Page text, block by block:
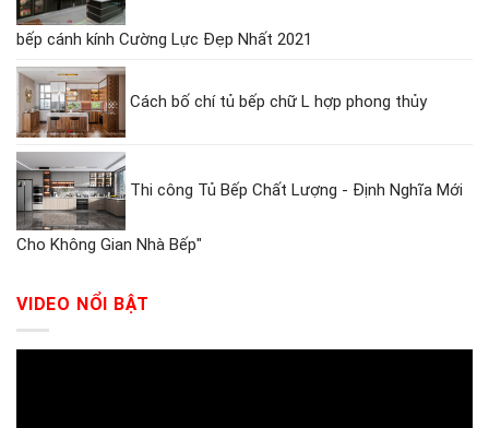
bếp cánh kính Cường Lực Đẹp Nhất 2021
Cách bố chí tủ bếp chữ L hợp phong thủy
Thi công Tủ Bếp Chất Lượng - Định Nghĩa Mới
Cho Không Gian Nhà Bếp"
VIDEO NỔI BẬT